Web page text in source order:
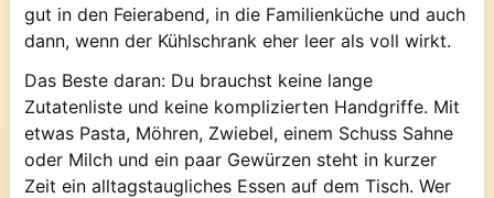
gut in den Feierabend, in die Familienküche und auch
dann, wenn der Kühlschrank eher leer als voll wirkt.
Das Beste daran: Du brauchst keine lange
Zutatenliste und keine komplizierten Handgriffe. Mit
etwas Pasta, Möhren, Zwiebel, einem Schuss Sahne
oder Milch und ein paar Gewürzen steht in kurzer
Zeit ein alltagstaugliches Essen auf dem Tisch. Wer